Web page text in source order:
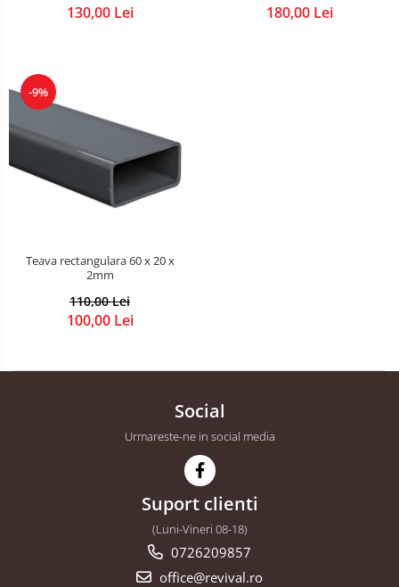
130,00 Lei 180,00 Lei
-9%
Teava rectangulara 60 x 20 x
2mm
110,00 Lei
100,00 Lei
Social
Urmareste-ne in social media
Suport clienti
(Luni-Vineri 08-18)
0726209857
office@revival.ro